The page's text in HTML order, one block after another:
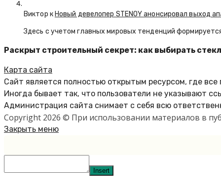
Виктор к Новый девелопер STENOY анонсировал выход
Здесь с учетом главных мировых тенденций
Раскрыт строительный секрет: как выбирать
Карта сайта
Сайт является полностью открытым ресурсом, где
Иногда бывает так, что пользователи не указывают
Администрация сайта снимает с себя всю
Copyright 2026 © При использовании материалов в
Закрыть меню
Insert